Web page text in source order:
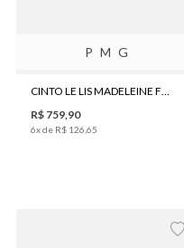
P M G
CINTO LE LIS MADELEINE FEMININO
R$ 759 90
6x de R$ 126 65